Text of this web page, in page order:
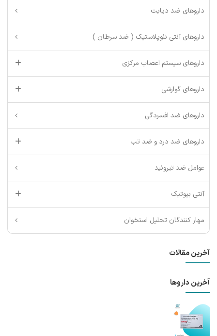
داروهای ضد دیابت
داروهای آنتی نئوپلاستیک ( ضد سرطان )
داروهای سیستم اعصاب مرکزی
داروهای گوارشی
داروهای ضد افسردگی
داروهای ضد درد و ضد تب
عوامل ضد تیروئید
آنتی بیوتیک
مهار کنندگان تحلیل استخوان
آخرین مقالات
آخرین داروها